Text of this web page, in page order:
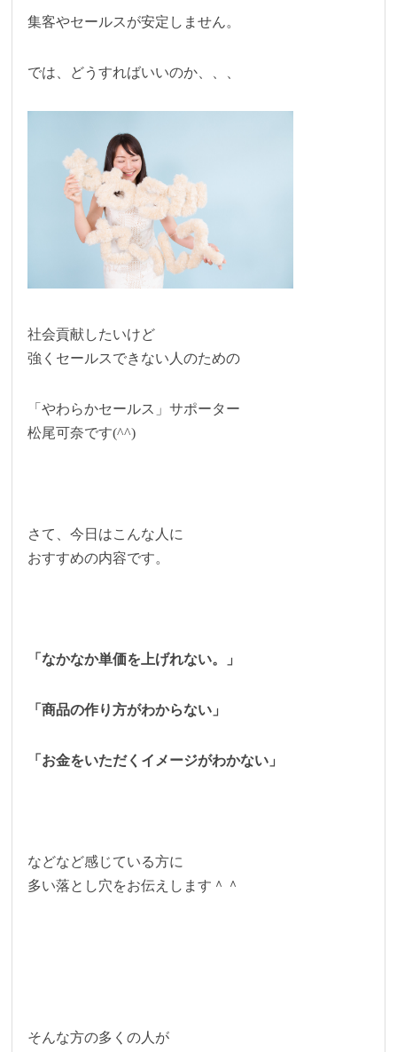
集客やセールスが安定しません。
では、どうすればいいのか、、、
社会貢献したいけど
強くセールスできない人のための
「やわらかセールス」サポーター
松尾可奈です(^^)
さて、今日はこんな人に
おすすめの内容です。
「なかなか単価を上げれない。」
「商品の作り方がわからない」
「お金をいただくイメージがわかない」
などなど感じている方に
多い落とし穴をお伝えします＾＾
そんな方の多くの人が